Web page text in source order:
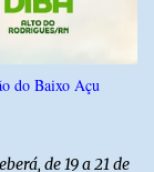
do Baixo Açu
de 19 a 21 de